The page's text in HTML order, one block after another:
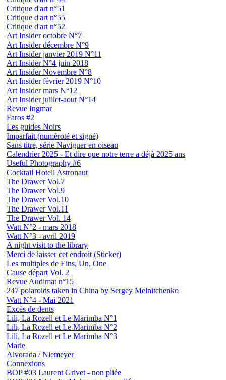
Critique d'art n°51
Critique d'art n°55
Critique d'art n°52
Art Insider octobre N°7
Art Insider décembre N°9
Art Insider janvier 2019 N°11
Art Insider N°4 juin 2018
Art Insider Novembre N°8
Art Insider février 2019 N°10
Art Insider mars N°12
Art Insider juillet-aout N°14
Revue Ingmar
Faros #2
Les guides Noirs
Imparfait (numéroté et signé)
Sans titre, série Naviguer en oiseau
Calendrier 2025 - Et dire que notre terre a déjà 2025 ans
Useful Photography #6
Cocktail Hotell Astronaut
The Drawer Vol.7
The Drawer Vol.9
The Drawer Vol.10
The Drawer Vol.11
The Drawer Vol. 14
Watt N°2 - mars 2018
Watt N°3 - avril 2019
A night visit to the library
Merci de laisser cet endroit (Sticker)
Les multiples de Eins, Un, One
Cause départ Vol. 2
Revue Audimat n°15
247 polaroids taken in China by Sergey Melnitchenko
Watt N°4 - Mai 2021
Excès de dents
Lili, La Rozell et Le Marimba N°1
Lili, La Rozell et Le Marimba N°2
Lili, La Rozell et Le Marimba N°3
Marie
Alvorada / Niemeyer
Connexions
BOP #03 Laurent Grivet - non pliée